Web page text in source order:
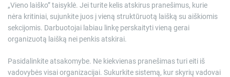
„Vieno laiško” taisyklė. Jei turite kelis atskirus pranešimus, kurie
nėra kritiniai, sujunkite juos į vieną struktūruotą laišką su aiškiomis
sekcijomis. Darbuotojai labiau linkę perskaityti vieną gerai
organizuotą laišką nei penkis atskirai.
Pasidalinkite atsakomybe. Ne kiekvienas pranešimas turi eiti iš
vadovybės visai organizacijai. Sukurkite sistemą, kur skyrių vadovai